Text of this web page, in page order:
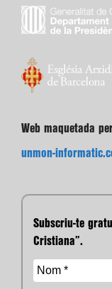
Web maquetada
unmon-
Subscriu-te
Cristiana”.